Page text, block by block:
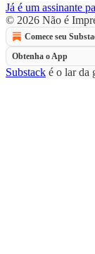
Já é um assinante
© 2026 Não é
Comece seu
Obtenha o App
Substack é o lar da